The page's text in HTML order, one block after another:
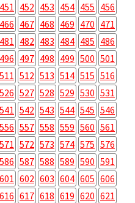
451 452 453 454 455 456
466 467 468 469 470 471
481 482 483 484 485 486
496 497 498 499 500 501
511 512 513 514 515 516
526 527 528 529 530 531
541 542 543 544 545 546
556 557 558 559 560 561
571 572 573 574 575 576
586 587 588 589 590 591
601 602 603 604 605 606
616 617 618 619 620 621